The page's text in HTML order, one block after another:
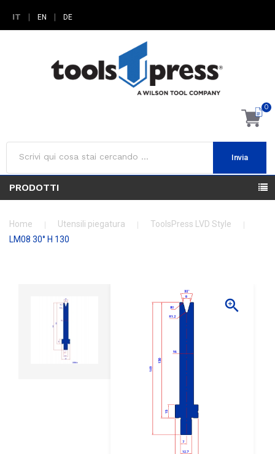
IT EN DE
0
Invia
PRODOTTI
Home Utensili piegatura
ToolsPress LVD Style
LM08 30° H 130
